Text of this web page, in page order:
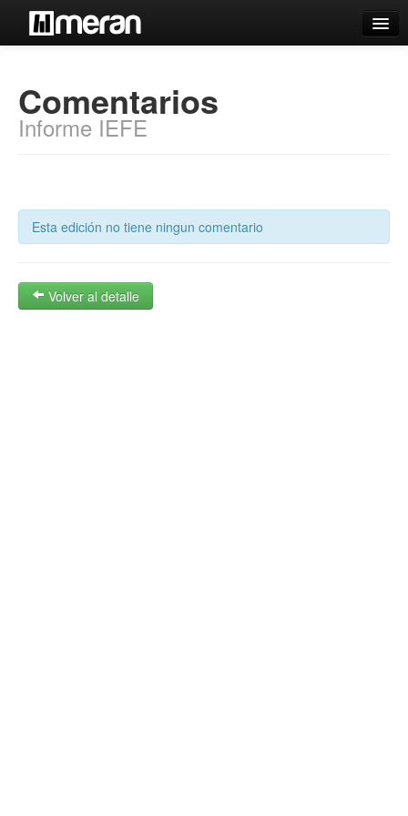
Búsqueda Avanzada
Estantes Virtuales
Contacto
Comentarios
Informe IEFE
Esta edición no tiene ningun comentario
Volver al detalle